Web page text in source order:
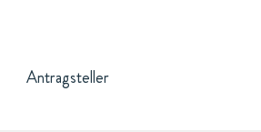
Antragsteller